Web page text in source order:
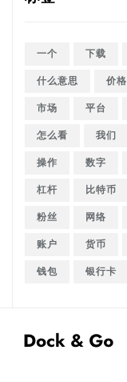
一个 下载
什么意思
价格
市场
平台
怎么看
我们
操作
数字
杠杆
比特币
粉丝
网络
账户
货币
钱包
银行卡